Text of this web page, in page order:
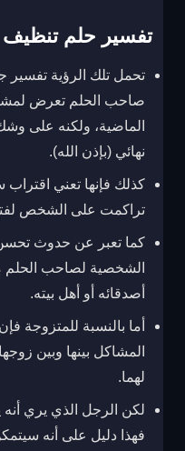
تفسير حلم
تحمل تلك الرؤية تفسير
صاحب الحلم تعرض
الماضية، ولكنه على
نهائي (بإذن الله).
كذلك فإنها تعني اقتراب
تراكمت على الشخص
كما تعبر عن حدوث
الشخصية لصاحب الحلم
أصدقائه أو أهل بيته.
أما بالنسبة للمتزوجة
المشاكل بينها وبين
لهما.
لكن الرجل الذي يري أنه
فهذا دليل على أنه